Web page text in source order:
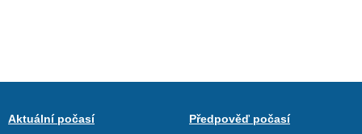
Aktuální počasí
Předpověď počasí